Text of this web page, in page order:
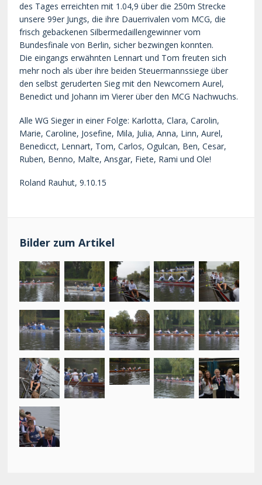
des Tages erreichten mit 1.04,9 über die 250m Strecke
unsere 99er Jungs, die ihre Dauerrivalen vom MCG, die
frisch gebackenen Silbermedaillengewinner vom
Bundesfinale von Berlin, sicher bezwingen konnten.
Die eingangs erwähnten Lennart und Tom freuten sich
mehr noch als über ihre beiden Steuermannssiege über
den selbst geruderten Sieg mit den Newcomern Aurel,
Benedict und Johann im Vierer über den MCG Nachwuchs.
Alle WG Sieger in einer Folge: Karlotta, Clara, Carolin,
Marie, Caroline, Josefine, Mila, Julia, Anna, Linn, Aurel,
Benedicct, Lennart, Tom, Carlos, Ogulcan, Ben, Cesar,
Ruben, Benno, Malte, Ansgar, Fiete, Rami und Ole!
Roland Rauhut, 9.10.15
Bilder zum Artikel